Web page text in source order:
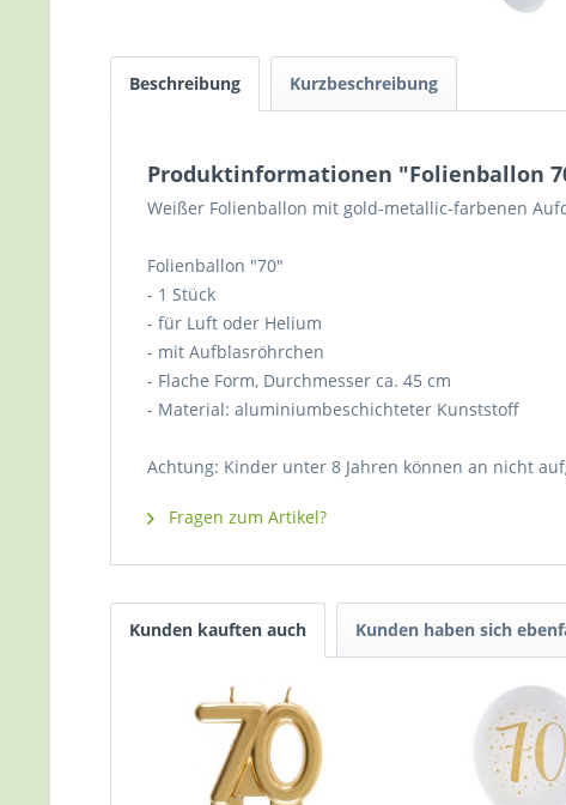
Beschreibung Kurzbeschreibung
Produktinformationen "Folienballon
Weißer Folienballon mit gold-metallic-farbenen
Folienballon "70"
- 1 Stück
- für Luft oder Helium
- mit Aufblasröhrchen
- Flache Form, Durchmesser ca. 45 cm
- Material: aluminiumbeschichteter Kunststoff
Achtung: Kinder unter 8 Jahren können an nicht
Fragen zum Artikel?
Kunden kauften auch Kunden haben sich